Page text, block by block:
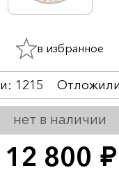
12 800 руб.
нет в наличии
1215
в избранное